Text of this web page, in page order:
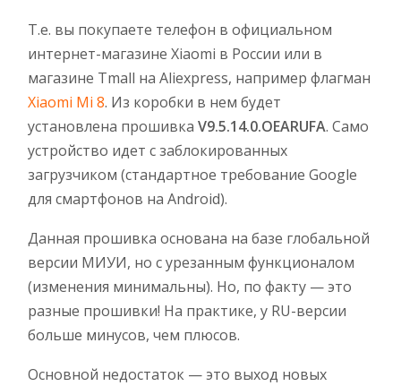
Т.е. вы покупаете телефон в официальном
интернет-магазине Xiaomi в России или в
магазине Tmall на Aliexpress, например флагман
Xiaomi Mi 8. Из коробки в нем будет
установлена прошивка V9.5.14.0.OEARUFA. Само
устройство идет с заблокированных
загрузчиком (стандартное требование Google
для смартфонов на Android).
Данная прошивка основана на базе глобальной
версии МИУИ, но с урезанным функционалом
(изменения минимальны). Но, по факту — это
разные прошивки! На практике, у RU-версии
больше минусов, чем плюсов.
Основной недостаток — это выход новых